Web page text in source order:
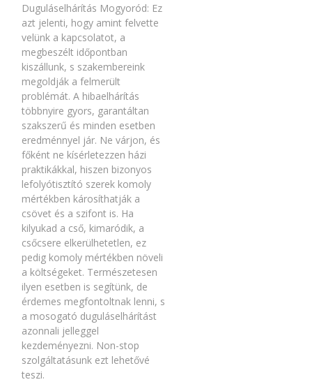
Duguláselhárítás Mogyoród: Ez
azt jelenti, hogy amint felvette
velünk a kapcsolatot, a
megbeszélt időpontban
kiszállunk, s szakembereink
megoldják a felmerült
problémát. A hibaelhárítás
többnyire gyors, garantáltan
szakszerű és minden esetben
eredménnyel jár. Ne várjon, és
főként ne kísérletezzen házi
praktikákkal, hiszen bizonyos
lefolyótisztító szerek komoly
mértékben károsíthatják a
csövet és a szifont is. Ha
kilyukad a cső, kimaródik, a
csőcsere elkerülhetetlen, ez
pedig komoly mértékben növeli
a költségeket. Természetesen
ilyen esetben is segítünk, de
érdemes megfontoltnak lenni, s
a mosogató duguláselhárítást
azonnali jelleggel
kezdeményezni. Non-stop
szolgáltatásunk ezt lehetővé
teszi.